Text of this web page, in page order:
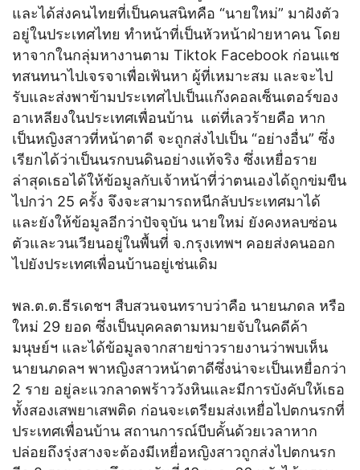
และได้ส่งคนไทยที่เป็นคนสนิทคือ “นายใหม่” มาฝังตัว
อยู่ในประเทศไทย ทำหน้าที่เป็นหัวหน้าฝ่ายหาคน โดย
หาจากในกลุ่มหางานตาม Tiktok Facebook ก่อนแช
ทสนทนาไปเจรจาเพื่อเฟ้นหา ผู้ที่เหมาะสม และจะไป
รับและส่งพาข้ามประเทศไปเป็นแก๊งคอลเซ็นเตอร์ของ
อาเหลียงในประเทศเพื่อนบ้าน แต่ที่เลวร้ายคือ หาก
เป็นหญิงสาวที่หน้าตาดี จะถูกส่งไปเป็น “อย่างอื่น” ซึ่ง
เรียกได้ว่าเป็นนรกบนดินอย่างแท้จริง ซึ่งเหยื่อราย
ล่าสุดเธอได้ให้ข้อมูลกับเจ้าหน้าที่ว่าตนเองได้ถูกข่มขืน
ไปกว่า 25 ครั้ง จึงจะสามารถหนีกลับประเทศมาได้
และยังให้ข้อมูลอีกว่าปัจจุบัน นายใหม่ ยังคงหลบซ่อน
ตัวและวนเวียนอยู่ในพื้นที่ จ.กรุงเทพฯ คอยส่งคนออก
ไปยังประเทศเพื่อนบ้านอยู่เช่นเดิม
พล.ต.ต.ธีรเดชฯ สืบสวนจนทราบว่าคือ นายนภดล หรือ
ใหม่ 29 ยอด ซึ่งเป็นบุคคลตามหมายจับในคดีค้า
มนุษย์ฯ และได้ข้อมูลจากสายข่าวรายงานว่าพบเห็น
นายนภดลฯ พาหญิงสาวหน้าตาดีซึ่งน่าจะเป็นเหยื่อกว่า
2 ราย อยู่ละแวกลาดพร้าววังหินและมีการบังคับให้เธอ
ทั้งสองเสพยาเสพติด ก่อนจะเตรียมส่งเหยื่อไปตกนรกที่
ประเทศเพื่อนบ้าน สถานการณ์บีบคั้นด้วยเวลาหาก
ปล่อยถึงรุ่งสางจะต้องมีเหยื่อหญิงสาวถูกส่งไปตกนรก